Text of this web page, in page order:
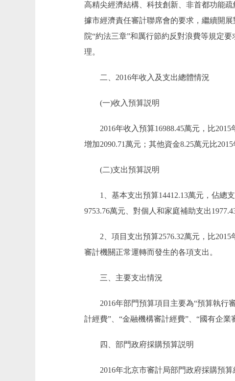
高精尖經濟結構、科技創新、非首都功能
據市經濟責任審計聯席會的要求，繼續開
院“約法三章”和厲行節約反對浪費等規定
理。
二、2016年收入及支出總體情況
(一)收入預算説明
2016年收入預算16988.45萬元，比2015
增加2090.71萬元；其他資金8.25萬元比
(二)支出預算説明
1、基本支出預算14412.13萬元，佔總支
9753.76萬元、對個人和家庭補助支出
2、項目支出預算2576.32萬元，比2015
審計機關正常運轉而發生的各項支出。
三、主要支出情況
2016年部門預算項目主要為“預算執行審
計經費”、“金融機構審計經費”、“國有企
四、部門政府採購預算説明
2016年北京市審計局部門政府採購預算